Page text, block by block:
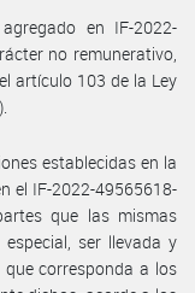
en IF-2022-
no remunerativo,
artículo 103 de la Ley
establecidas en la
el IF-2022-49565618-
que las mismas
ser llevada y
corresponda a los